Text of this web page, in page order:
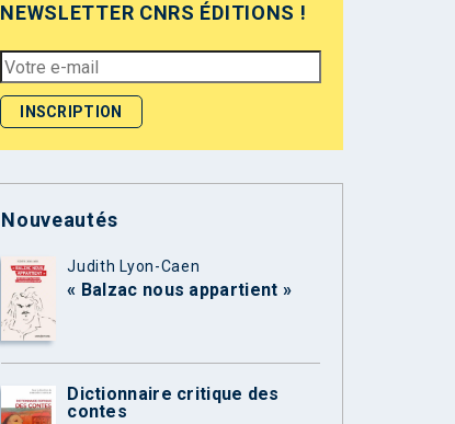
NEWSLETTER CNRS ÉDITIONS !
Nouveautés
Judith Lyon-Caen
« Balzac nous appartient »
Dictionnaire critique des
contes